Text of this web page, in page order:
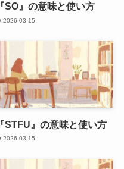
『SO』の意味と使い方
2026-03-15
『STFU』の意味と使い方
2026-03-15